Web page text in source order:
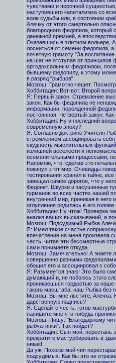
чувствами и порочной
наступившего капитализма со
воле судьбы или, в состоянии
Алечку от этого смертельно
благородного федопила, который
денежной премией, а
Оказавшись в элитном вольере,
лосниться от семени федопила,
почетную грамоту "За
на шаг не отступая от принципов
ортодоксальным федопилом,
бывшему федопилу, к этому
в разряд "рыбцов".
Мозгош: Грамотно чешет.
Хоббитадин: Вот-вот. Второй
Я: Первый закон. Стремление
закон. Как бы федопила не
информации, порожденной
постоянная. Четвертый закон.
Хоббитадин: Ну и последний
современную эпоху?
Я: Согласно доктрине Учителя
стремлением ассоциировать
скудность мыслительных
излишней веселости и
осеменительными процессами,
Напомню, что, сделав это
покинул этот мир. Очевидцы
тестирования хранил в тайне,
завещал самое дорогое, что у
Федонет. Шкурки и засушенные
гурманов во всех частях нашей
внутренний мир, приникая в него
оглупления родилась в его
Хоббитадин: Ну чтож! Проверка
анализ ваших высказываний, а
Мозгош: Подсудимый Рыбка
Я: Имел такое счастье
впечатление на меня произвела
честь, читая эти бессмертные
сами понимаете откуда.
Мозгош: Замечательно! А знаете
совершенно разными
обощил его и ассоциировал с
Я: Разумеется знаю! Это было
думающий и, не побоюсь этого
проникаешься гордостью за
такого масштаба, наш Рыбка без
Мозгош: Вы мне льстите, Алечка.
дарственную надпись?
Я: Сделайте честь, готов
напишите мне что-нибудь
Мозгош: Пишу: "Благодарному
рыбчатинки". Так пойдет?
Хоббитадин: Сын мой, перестань
прекратите мастурбировать в
никак!
Да уж. Похоже мой чип
подсудимых. Как бы это не